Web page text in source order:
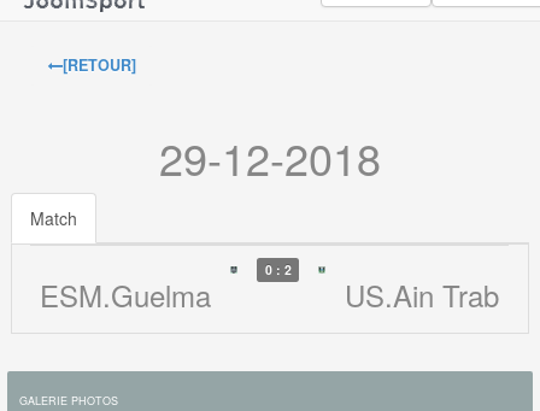
[RETOUR]
29-12-2018
Match
ESM.Guelma
0 : 2
US.Ain Trab
GALERIE PHOTOS